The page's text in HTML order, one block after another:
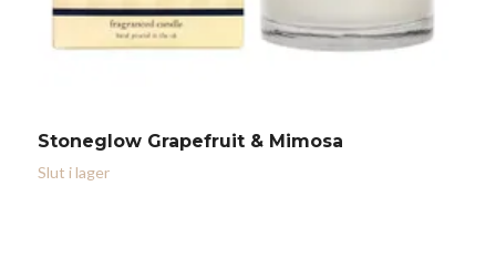
Stoneglow Grapefruit & Mimosa
Slut i lager